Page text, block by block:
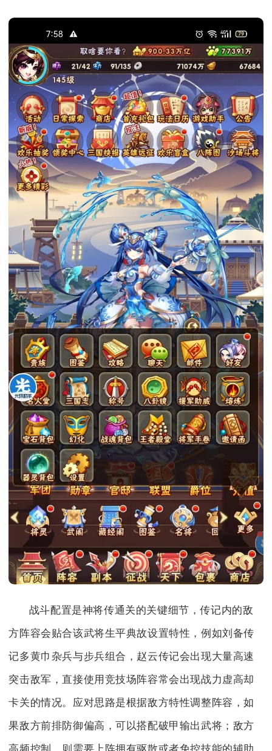
战斗配置是神将传通关的关键细节，传记内的敌
方阵容会贴合该武将生平典故设置特性，例如刘备传
记多黄巾杂兵与步兵组合，赵云传记会出现大量高速
突击敌军，直接使用竞技场阵容常会出现战力虚高却
卡关的情况。应对思路是根据敌方特性调整阵容，如
果敌方前排防御偏高，可以搭配破甲输出武将；敌方